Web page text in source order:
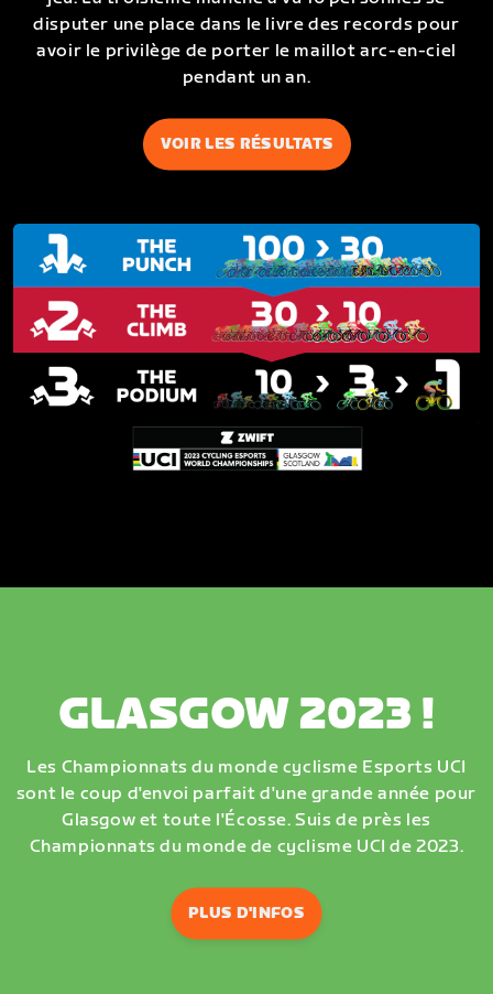
disputer une place dans le livre des records pour
avoir le privilège de porter le maillot arc-en-ciel
pendant un an.
VOIR LES RÉSULTATS
GLASGOW 2023 !
Les Championnats du monde cyclisme Esports UCI
sont le coup d'envoi parfait d'une grande année pour
Glasgow et toute l'Écosse. Suis de près les
Championnats du monde de cyclisme UCI de 2023.
PLUS D'INFOS